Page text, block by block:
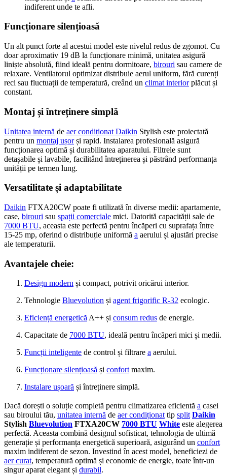
indiferent unde te afli.
Funcționare silențioasă
Un alt punct forte al acestui model este nivelul redus de zgomot. Cu
doar aproximativ 19 dB la funcționare minimă, unitatea asigură
liniște absolută, fiind ideală pentru dormitoare, birouri sau camere de
relaxare. Ventilatorul optimizat distribuie aerul uniform, fără curenți
reci sau fluctuații de temperatură, creând un climat interiorplăcut și
constant.
Montaj și întreținere simplă
Unitatea internă de aer condiționat Daikin Stylish este proiectată
pentru un montaj ușorși rapid. Instalarea profesională asigură
funcționarea optimă și durabilitatea aparatului. Filtrele sunt
detașabile și lavabile, facilitând întreținerea și păstrând performanța
unității pe termen lung.
Versatilitate și adaptabilitate
Daikin FTXA20CW poate fi utilizată în diverse medii: apartamente,
case, birouri sau spații comerciale mici. Datorită capacității sale de
7000 BTU, aceasta este perfectă pentru încăperi cu suprafața între
15-25 mp, oferind o distribuție uniformă a aerului și ajustări precise
ale temperaturii.
Avantajele cheie:
Design modern și compact, potrivit oricărui interior.
Tehnologie Bluevolution și agent frigorific R-32 ecologic.
Eficiență energetică A++ și consum redus de energie.
Capacitate de 7000 BTU, ideală pentru încăperi mici și medii.
Funcții inteligente de control și filtrare a aerului.
Funcționare silențioasă și confort maxim.
Instalare ușoară și întreținere simplă.
Dacă dorești o soluție completă pentru climatizarea eficientă a casei
sau biroului tău, unitatea internă de aer condiționat tip split Daikin
Stylish Bluevolution FTXA20CW 7000 BTU White este alegerea
perfectă. Aceasta combină designul sofisticat, tehnologia de ultimă
generație și performanța energetică superioară, asigurând un confort
maxim indiferent de sezon. Investind în acest model, beneficiezi de
aer curat, temperatură optimă și economie de energie, toate într-un
singur aparat elegant și durabil.